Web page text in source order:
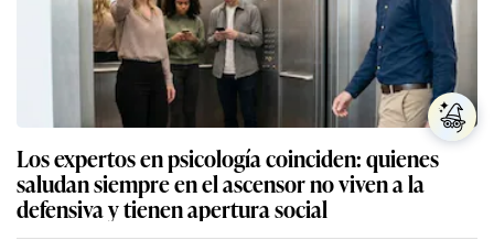
Los expertos en psicología coinciden: quienes
saludan siempre en el ascensor no viven a la
defensiva y tienen apertura social